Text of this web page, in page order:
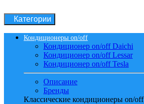
Категории
Кондиционеры on/off
Кондиционер on/off Daichi
Кондиционер on/off Lessar
Кондиционер on/off Tesla
Описание
Бренды
Классические кондиционеры on/off